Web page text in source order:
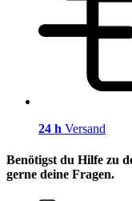
24 h Versand
Benötigst du Hilfe zu
gerne deine Fragen.